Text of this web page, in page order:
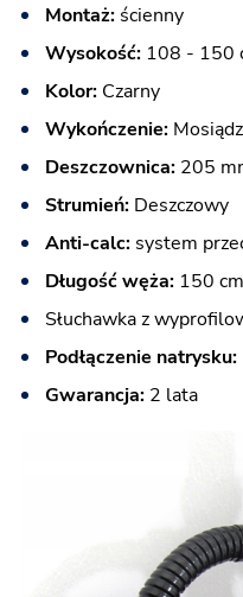
Montaż: ścienny
Wysokość: 108 - 150
Kolor: Czarny
Wykończenie:
Deszczownica: 205
Strumień: Deszczowy
Anti-calc: system
Długość węża: 150 cm
Słuchawka z
Podłączenie natrysku:
Gwarancja: 2 lata